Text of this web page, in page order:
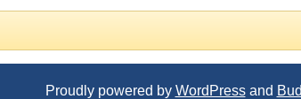
Proudly powered by WordPressand